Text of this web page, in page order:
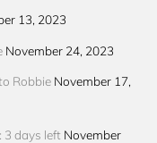
13, 2023
November 24, 2023
Robbie November 17,
3 days left November